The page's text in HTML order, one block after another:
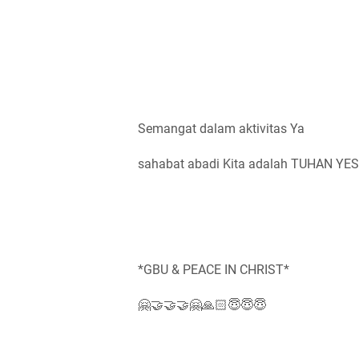
Semangat dalam aktivitas Ya
sahabat abadi Kita adalah TUHAN
*GBU & PEACE IN CHRIST*
🤗🤝🤝🤝🤗🙏🏻😇😇😇